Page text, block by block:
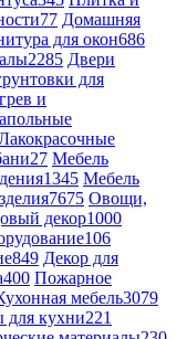
77 Домашняя
для окон686
2285 Двери
для
и
27 Мебель
1345 Мебель
7675 Овощи,
декор1000
106
849 Декор для
400 Пожарное
мебель3079
для кухни221